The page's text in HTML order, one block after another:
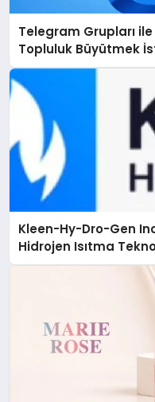
Telegram Grupları
Topluluk Büyütmek
Kleen-Hy-Dro-Gen
Hidrojen Isıtma
Düzenleyici